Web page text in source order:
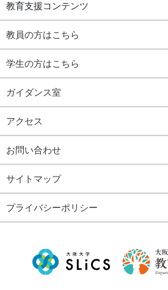
教育支援コンテンツ
教員の方はこちら
学生の方はこちら
ガイダンス室
アクセス
お問い合わせ
サイトマップ
プライバシーポリシー